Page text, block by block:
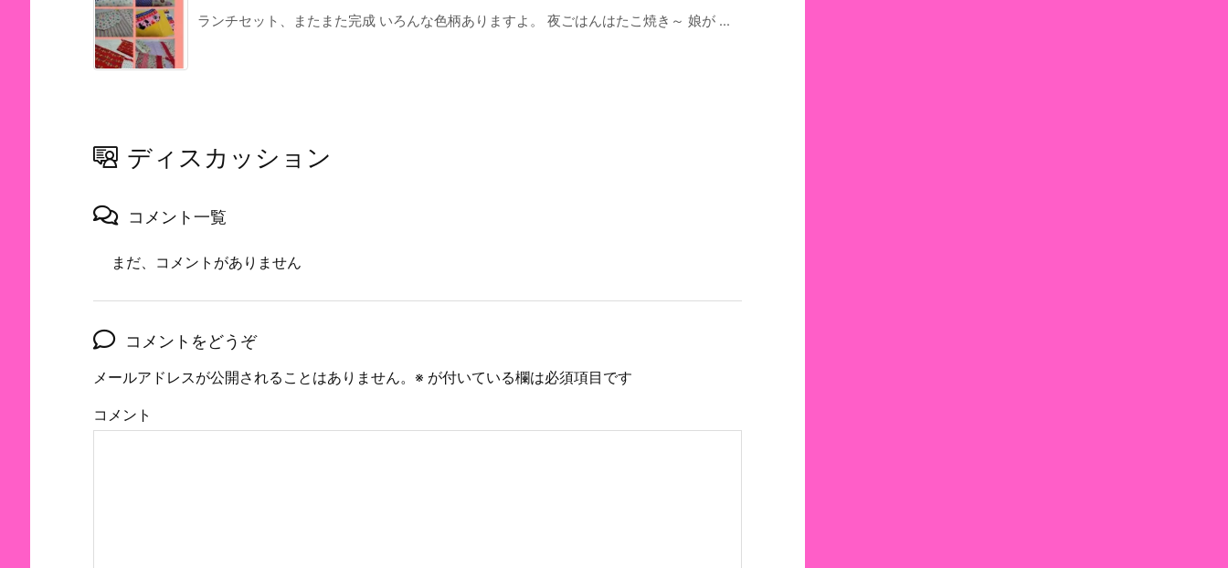
ランチセット、またまた完成 いろんな色柄ありますよ。 夜ごはんはたこ焼き～ 娘が ...
ディスカッション
コメント一覧
まだ、コメントがありません
コメントをどうぞ
メールアドレスが公開されることはありません。 ※ が付いている欄は必須項目です
コメント